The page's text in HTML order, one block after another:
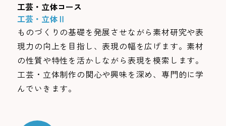
工芸・立体コース
工芸・立体Ⅱ
ものづくりの基礎を発展させながら素材研究や表
現力の向上を目指し、表現の幅を広げます。素材
の性質や特性を活かしながら表現を模索します。
工芸・立体制作の関心や興味を深め、専門的に学
んでいきます。